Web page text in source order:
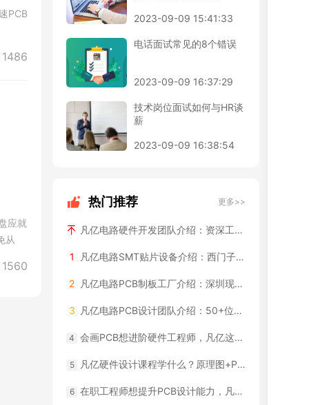
PCB
1486
应就
从
1560
2023-09-09 15:41:33
电话面试常见的8个错误
2023-09-09 16:37:29
技术岗位面试如何与HR谈
薪
2023-09-09 16:38:54
热门推荐 更多>>
凡亿电路硬件开发团队介绍：资深工程师背景和项目经验
1 凡亿电路SMT贴片设备介绍：西门子全自动产线+ASM贴片机配置
2 凡亿电路PCB制板工厂介绍：深圳现代化厂房实拍
3 凡亿电路PCB设计团队介绍：50+位资深工程师，每年2000+款设计经验
4 会画PCB想进阶硬件工程师，凡亿这类课程适合你
5 凡亿硬件设计课程学什么？原理图+PCB+调试一条龙
6 在职工程师想提升PCB设计能力，凡亿哪类课程适合你